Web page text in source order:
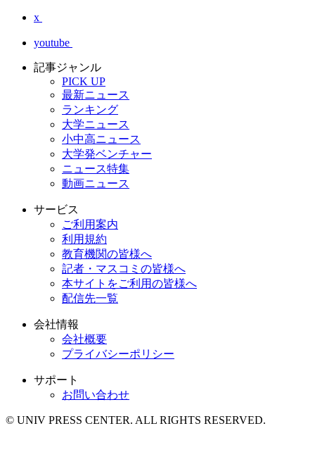
x
youtube
記事ジャンル
PICK UP
最新ニュース
ランキング
大学ニュース
小中高ニュース
大学発ベンチャー
ニュース特集
動画ニュース
サービス
ご利用案内
利用規約
教育機関の皆様へ
記者・マスコミの皆様へ
本サイトをご利用の皆様へ
配信先一覧
会社情報
会社概要
プライバシーポリシー
サポート
お問い合わせ
© UNIV PRESS CENTER. ALL RIGHTS RESERVED.